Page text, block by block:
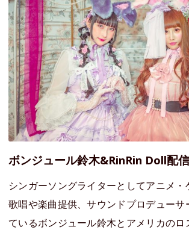
ボンジュール鈴木&RinRin Doll配
シンガーソングライターとしてアニメ・
歌唱や楽曲提供、サウンドプロデューサ
ているボンジュール鈴木とアメリカのロ